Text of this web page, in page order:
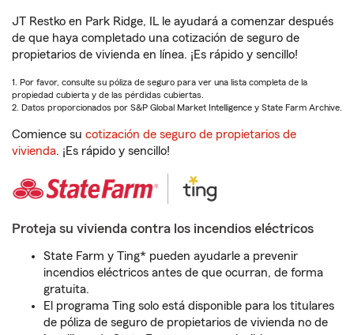
JT Restko en Park Ridge, IL le ayudará a comenzar después
de que haya completado una cotización de seguro de
propietarios de vivienda en línea. ¡Es rápido y sencillo!
1. Por favor, consulte su póliza de seguro para ver una lista completa de la
propiedad cubierta y de las pérdidas cubiertas.
2. Datos proporcionados por S&P Global Market Intelligence y State Farm Archive.
Comience su cotización de seguro de propietarios de
vivienda. ¡Es rápido y sencillo!
Proteja su vivienda contra los incendios eléctricos
State Farm y Ting* pueden ayudarle a prevenir
incendios eléctricos antes de que ocurran, de forma
gratuita.
El programa Ting solo está disponible para los titulares
de póliza de seguro de propietarios de vivienda no de